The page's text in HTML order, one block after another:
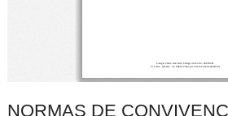
NORMAS DE